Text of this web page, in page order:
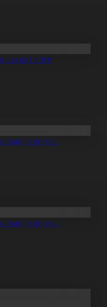
елге
форумы.
форумы.